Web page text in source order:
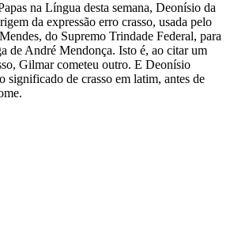
na Língua desta semana, Deonísio da
da expressão erro crasso, usada pelo
do Supremo Trindade Federal, para
de André Mendonça. Isto é, ao citar um
Gilmar cometeu outro. E Deonísio
significado de crasso em latim, antes de